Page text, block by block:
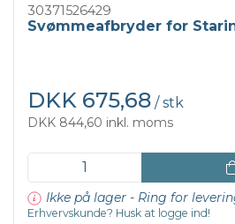
30371526429
Svømmeafbryder for
DKK 675,68 / stk
DKK 844,60 inkl. moms
Ikke på lager - Ring for
Erhvervskunde? Husk at logge ind!